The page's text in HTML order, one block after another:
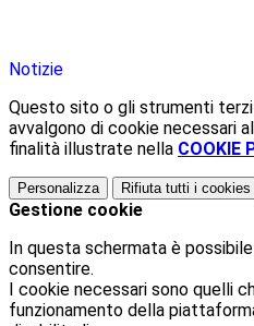
Notizie
Questo sito o gli strumenti
avvalgono di cookie necessari
finalità illustrate nella COOKIE
Personalizza Rifiuta tutti i cookies
Gestione cookie
In questa schermata è
consentire.
I cookie necessari sono quelli
funzionamento della